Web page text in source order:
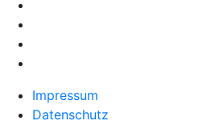
Impressum
Datenschutz